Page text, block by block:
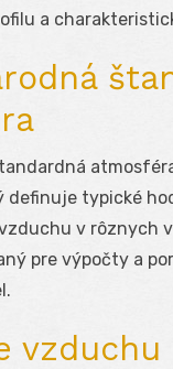
a
definuje typické
v rôznych
pre výpočty a
vzduchu